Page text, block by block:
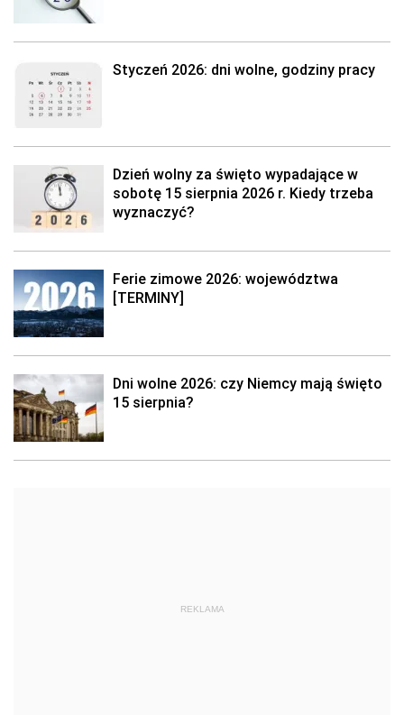
Styczeń 2026: dni wolne, godziny pracy
Dzień wolny za święto wypadające w
sobotę 15 sierpnia 2026 r. Kiedy trzeba
wyznaczyć?
Ferie zimowe 2026: województwa
[TERMINY]
Dni wolne 2026: czy Niemcy mają święto
15 sierpnia?
REKLAMA